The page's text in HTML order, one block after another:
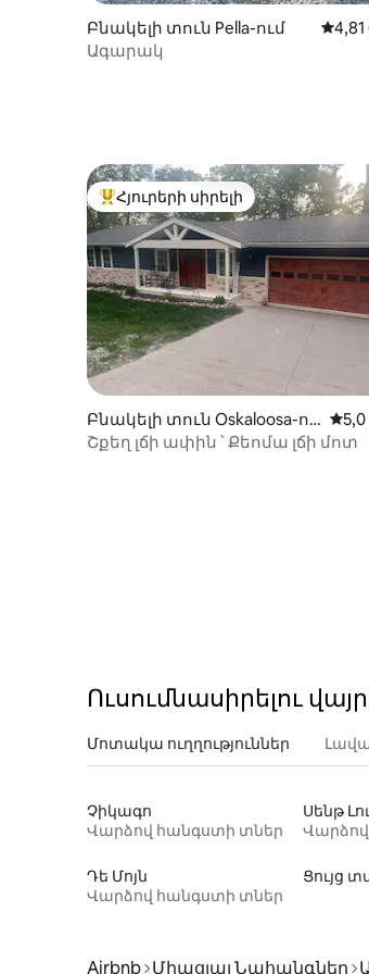
Բնակելի տուն Pella-ում
4,81
Ագարակ
Հյուրերի սիրելի լավագույն
Հյուրերի սիրելի
Բնակելի տուն Oskaloosa-ու
մ
5,0
Շքեղ լճի ափին ՝ Քեոմա լճի մոտ
Ուսումնասիրելու
Մոտակա ուղղություններ
Չիկագո
Վարձով հանգստի տներ
Սենթ
Դե Մոյն
Վարձով հանգստի տներ
Ցույց
Airbnb Միացյալ Նահանգներ